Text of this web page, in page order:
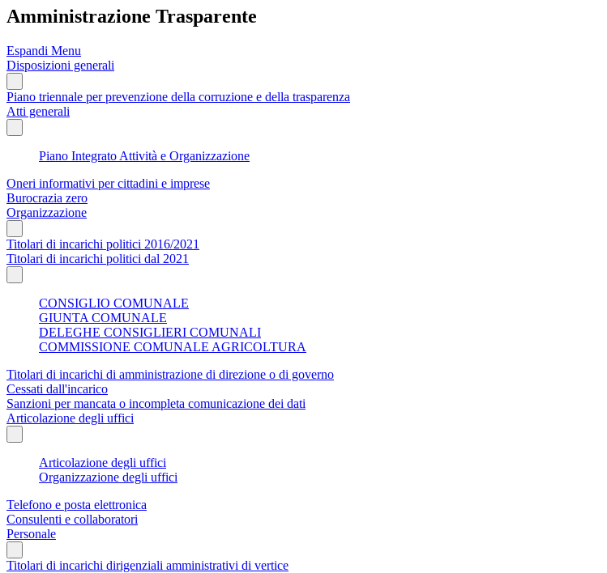
Amministrazione Trasparente
Espandi Menu
Disposizioni generali
Piano triennale per prevenzione della corruzione e della trasparenza
Atti generali
Piano Integrato Attività e Organizzazione
Oneri informativi per cittadini e imprese
Burocrazia zero
Organizzazione
Titolari di incarichi politici 2016/2021
Titolari di incarichi politici dal 2021
CONSIGLIO COMUNALE
GIUNTA COMUNALE
DELEGHE CONSIGLIERI COMUNALI
COMMISSIONE COMUNALE AGRICOLTURA
Titolari di incarichi di amministrazione di direzione o di governo
Cessati dall'incarico
Sanzioni per mancata o incompleta comunicazione dei dati
Articolazione degli uffici
Articolazione degli uffici
Organizzazione degli uffici
Telefono e posta elettronica
Consulenti e collaboratori
Personale
Titolari di incarichi dirigenziali amministrativi di vertice